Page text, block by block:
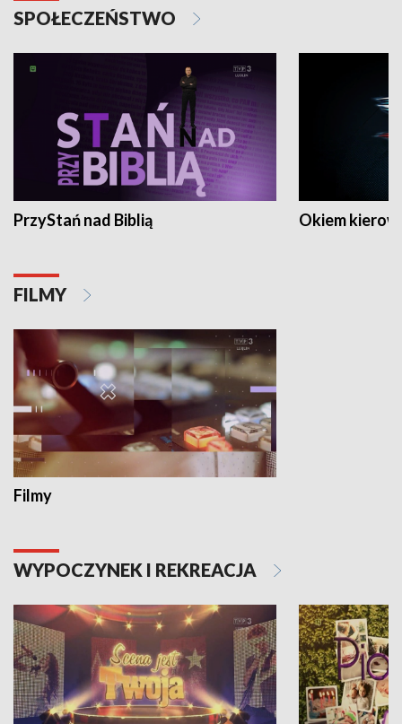
SPOŁECZEŃSTWO
PrzyStań nad Biblią Okiem
FILMY
Filmy
WYPOCZYNEK I REKREACJA